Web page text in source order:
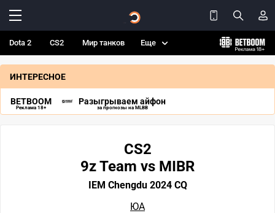
Dota 2 CS2 Мир танков Еще
ИНТЕРЕСНОЕ
BETBOOM
Реклама 18+
Разыгрываем айфон
за прогнозы на MLBB
CS2
9z Team vs MIBR
IEM Chengdu 2024 CQ
ЮА